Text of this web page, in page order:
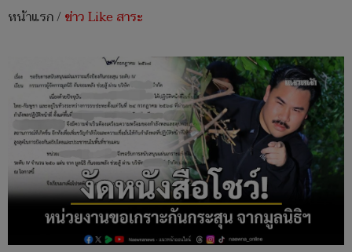
หน้าแรก/ข่าว Like สาระ